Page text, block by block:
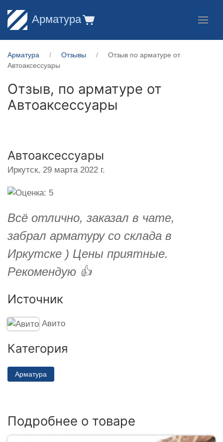
Арматура
Арматура Отзывы
Отзыв по арматуре от
Автоаксессуары
Отзыв, по арматуре от
Автоаксессуары
Автоаксессуары
Иркутск, 29 марта 2022 г.
Всё отлично, заказал в чате,
забрал арматуру со склада в
Иркутске ) Цены приятные.
Рекомендую 👍
Источник
Авито
Категория
Арматура
Подробнее о товаре